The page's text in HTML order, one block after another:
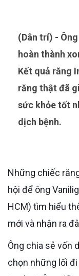
(Dân trí) - Ông Vanigilio Brandimarte vừa mới
hoàn thành
Kết quả răng
răng thật đã
sức khỏe tốt
dịch bệnh.
Những chiếc răng sứ được bắc cầu bị hư hỏng là cơ
hội để ông
HCM) tìm hiểu
mới và nhận ra
Ông chia sẻ vốn dĩ không thích sự mạo hiểm và luôn
chọn những lối